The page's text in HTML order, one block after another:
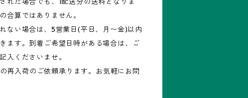
合算ではありません。
ない場合は、5営業日(平日、月〜金)以内
ます。到着ご希望日時がある場合は、ご
入くださいませ。
再入荷のご依頼承ります。お気軽にお問